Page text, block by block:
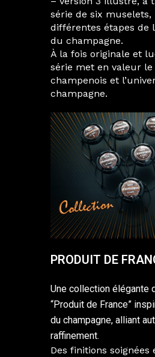
série de six muselets,
différentes étapes de
du champagne.
À la fois originale et
série met en valeur le
champenois et
champagne.
PRODUIT DE
Une collection élégante
“Produit de France”
du champagne, alliant
raffinement.
Des finitions soignées